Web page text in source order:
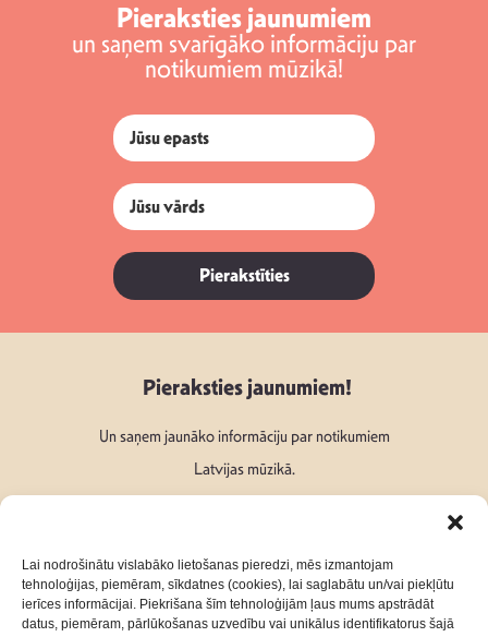
Lai nodrošinātu vislabāko lietošanas pieredzi, mēs izmantojam
tehnoloģijas, piemēram, sīkdatnes (cookies), lai saglabātu un/vai piekļūtu
ierīces informācijai. Piekrišana šīm tehnoloģijām ļaus mums apstrādāt
datus, piemēram, pārlūkošanas uzvedību vai unikālus identifikatorus šajā
Pieraksties jaunumiem
un saņem svarīgāko informāciju par
notikumiem mūzikā!
Pierakstīties
Pieraksties jaunumiem!
Un saņem jaunāko informāciju par notikumiem
Latvijas mūzikā.
Seko mums: